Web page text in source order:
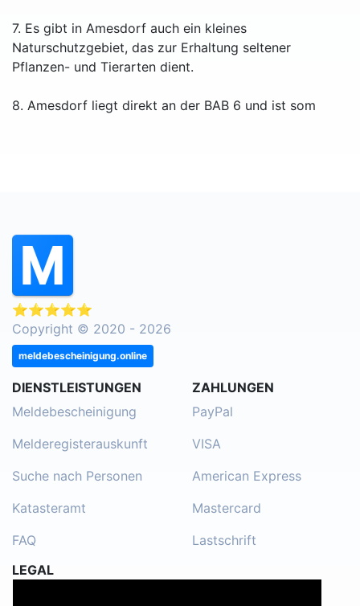
7. Es gibt in Amesdorf auch ein kleines
Naturschutzgebiet, das zur Erhaltung seltener
Pflanzen- und Tierarten dient.
8. Amesdorf liegt direkt an der BAB 6 und ist som
⭐⭐⭐⭐⭐
Copyright © 2020 - 2026
meldebescheinigung.online
DIENSTLEISTUNGEN
Meldebescheinigung
Melderegisterauskunft
Suche nach Personen
Katasteramt
FAQ
ZAHLUNGEN
PayPal
VISA
American Express
Mastercard
Lastschrift
LEGAL